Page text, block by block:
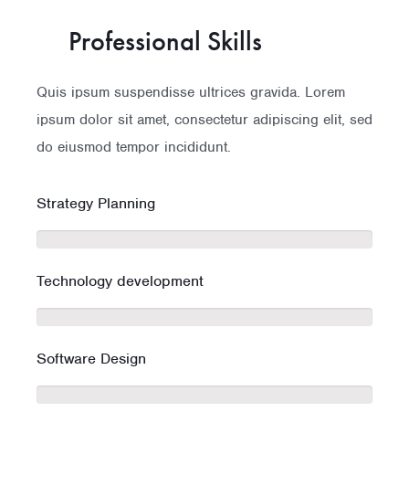
Professional Skills
Quis ipsum suspendisse ultrices gravida. Lorem
ipsum dolor sit amet, consectetur adipiscing elit, sed
do eiusmod tempor incididunt.
Strategy Planning
Technology development
Software Design